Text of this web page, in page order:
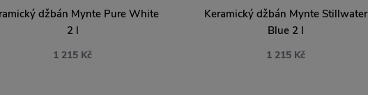
džbán Mynte Pure White
2 l
1 215 Kč
Keramický džbán Mynte Stillwater
Blue 2 l
1 215 Kč